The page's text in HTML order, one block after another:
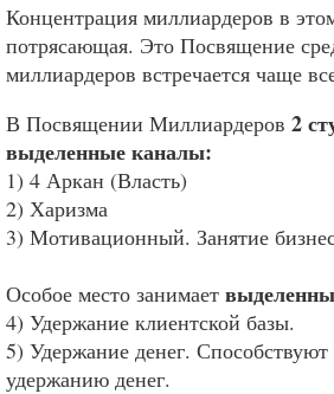
Концентрация миллиардеров в
потрясающая. Это Посвящение
миллиардеров встречается чаще
В Посвящении Миллиардеров 2
выделенные каналы:
1) 4 Аркан (Власть)
2) Харизма
3) Мотивационный. Занятие
Особое место занимает
4) Удержание клиентской базы.
5) Удержание денег.
удержанию денег.